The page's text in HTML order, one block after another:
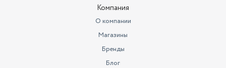
2 года
голубой
смена насадок и регулировка
Компания
О компании
Магазины
Бренды
Блог